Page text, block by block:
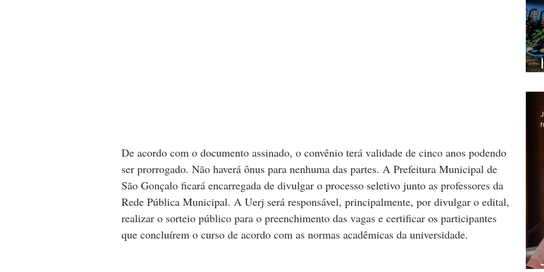
De acordo com o documento assinado, o convênio terá validade de cinco anos podendo
ser prorrogado. Não haverá ônus para nenhuma das partes. A Prefeitura Municipal de
São Gonçalo ficará encarregada de divulgar o processo seletivo junto as professores da
Rede Pública Municipal. A Uerj será responsável, principalmente, por divulgar o edital,
realizar o sorteio público para o preenchimento das vagas e certificar os participantes
que concluírem o curso de acordo com as normas acadêmicas da universidade.